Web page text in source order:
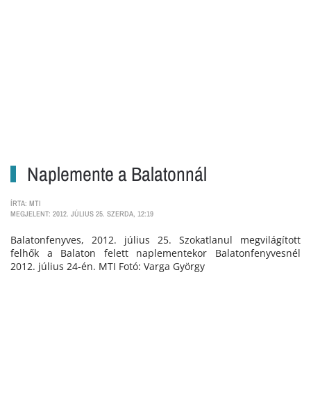
Naplemente a Balatonnál
ÍRTA: MTI
MEGJELENT: 2012. JÚLIUS 25. SZERDA, 12:19
Balatonfenyves, 2012. július 25. Szokatlanul megvilágított
felhők a Balaton felett naplementekor Balatonfenyvesnél
2012. július 24-én. MTI Fotó: Varga György